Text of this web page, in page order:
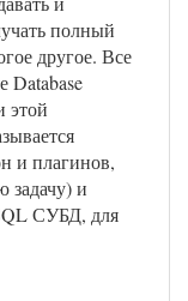
полный
другое. Все
Database
этой
и плагинов,
задачу) и
СУБД, для